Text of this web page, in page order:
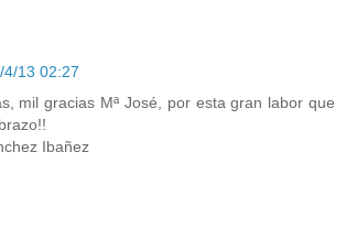
4/13 02:27
mil gracias Mª José, por esta gran labor que
Ibañez